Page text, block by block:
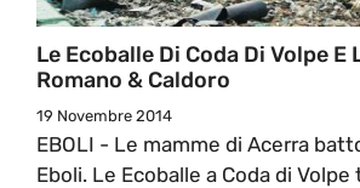
Le Ecoballe Di Coda Di Volpe E
Romano & Caldoro
19 Novembre 2014
EBOLI - Le mamme di Acerra
Eboli. Le Ecoballe a Coda di